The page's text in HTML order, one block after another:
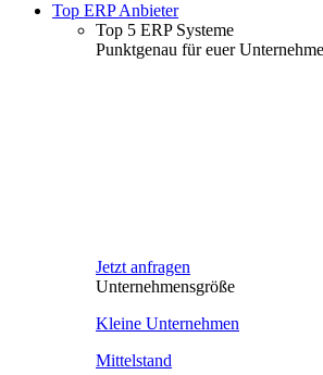
Top ERP Anbieter
Top 5 ERP Systeme
Punktgenau für euer
Jetzt anfragen
Unternehmensgröße
Kleine Unternehmen
Mittelstand